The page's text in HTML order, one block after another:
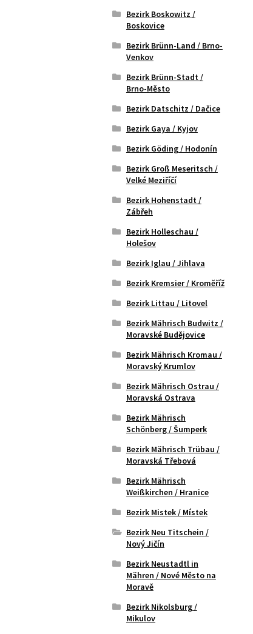
Bezirk Boskowitz /
Boskovice
Bezirk Brünn-Land / Brno-
Venkov
Bezirk Brünn-Stadt /
Brno-Město
Bezirk Datschitz / Dačice
Bezirk Gaya / Kyjov
Bezirk Göding / Hodonín
Bezirk Groß Meseritsch /
Velké Meziříčí
Bezirk Hohenstadt /
Zábřeh
Bezirk Holleschau /
Holešov
Bezirk Iglau / Jihlava
Bezirk Kremsier / Kroměříž
Bezirk Littau / Litovel
Bezirk Mährisch Budwitz /
Moravské Budějovice
Bezirk Mährisch Kromau /
Moravský Krumlov
Bezirk Mährisch Ostrau /
Moravská Ostrava
Bezirk Mährisch
Schönberg / Šumperk
Bezirk Mährisch Trübau /
Moravská Třebová
Bezirk Mährisch
Weißkirchen / Hranice
Bezirk Mistek / Místek
Bezirk Neu Titschein /
Nový Jičín
Bezirk Neustadtl in
Mähren / Nové Město na
Moravě
Bezirk Nikolsburg /
Mikulov